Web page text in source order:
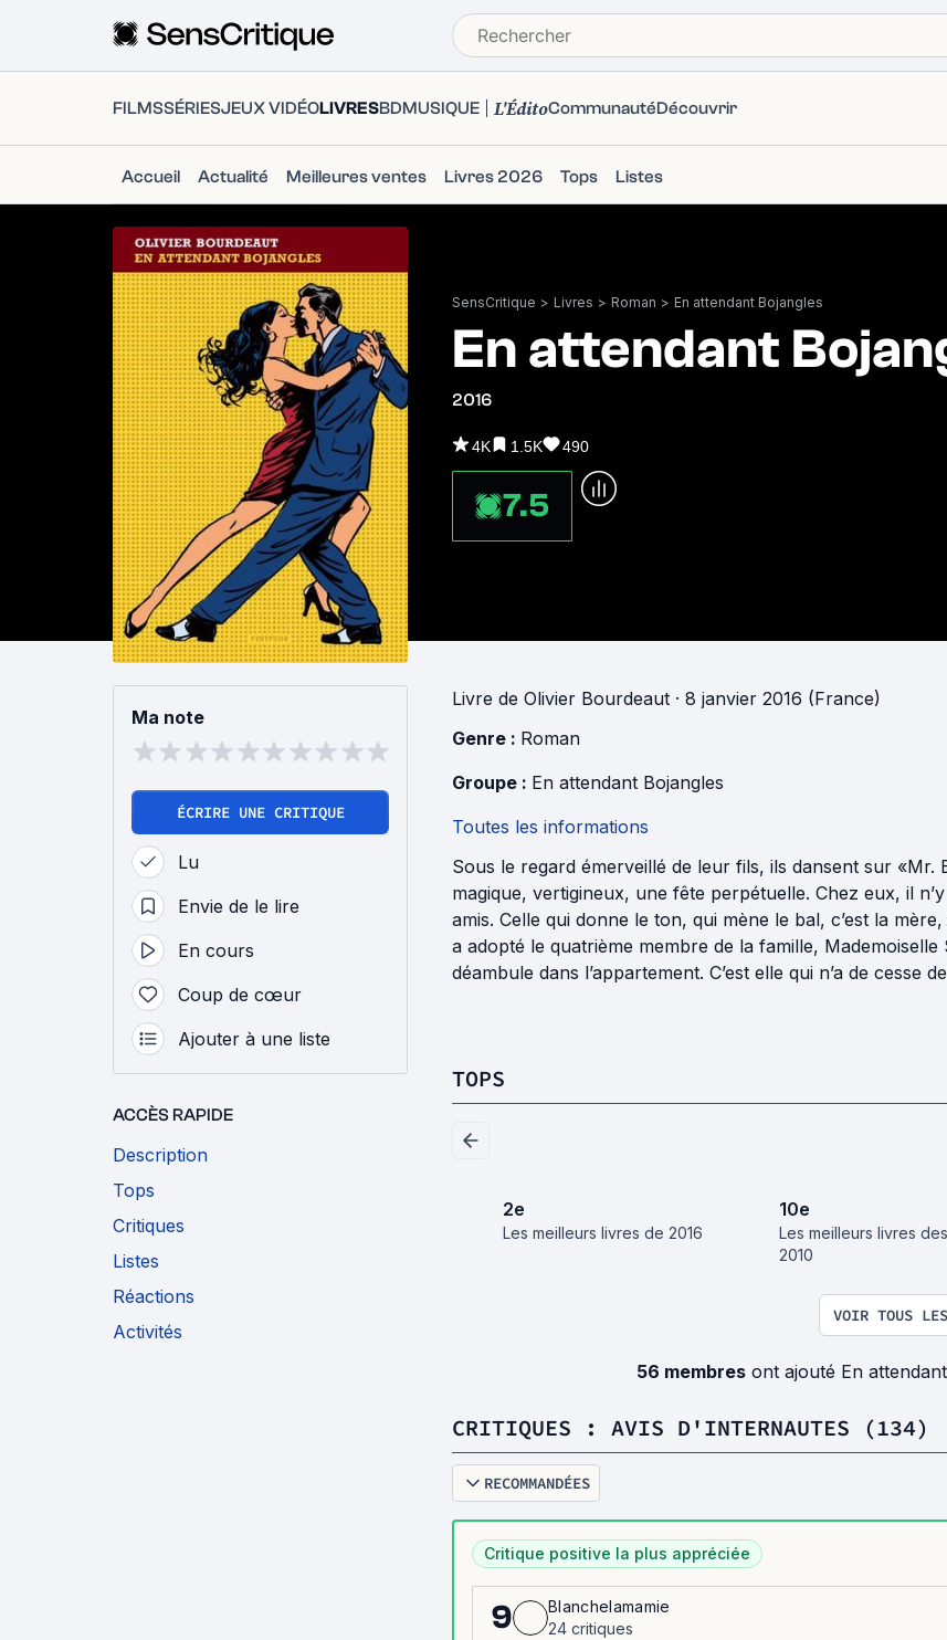
FILMSSÉRIESJEUX VIDÉOLIVRESBDMUSIQUE L'ÉditoCommunautéDécouvrir
Accueil Actualité Meilleures ventes Livres 2026 Tops Listes
SensCritique > Livres > Roman > En attendant Bojangles
En attendant
2016
4K 1.5K 490
7.5
Ma note
ÉCRIRE UNE CRITIQUE
Lu
Envie de le lire
En cours
Coup de cœur
Ajouter à une liste
ACCÈS RAPIDE
Description
Tops
Critiques
Listes
Réactions
Activités
Livre de Olivier Bourdeaut · 8 janvier 2016 (France)
Genre : Roman
Groupe : En attendant Bojangles
Toutes les informations
Sous le regard émerveillé de leur fils, ils dansent sur «Mr.
magique, vertigineux, une fête perpétuelle. Chez eux, il
amis. Celle qui donne le ton, qui mène le bal, c’est la
a adopté le quatrième membre de la famille,
déambule dans l’appartement. C’est elle qui n’a de cesse
TOPS
2e
Les meilleurs livres de 2016
10e
Les meilleurs livres
2010
VOIR TOUS
56 membresont ajouté En
CRITIQUES : AVIS D'INTERNAUTES (134)
RECOMMANDÉES
Critique positive la plus appréciée
9
Blanchelamamie
24 critiques